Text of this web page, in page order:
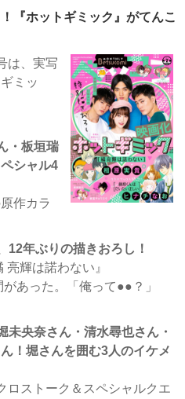
『ホットギミック』がてんこ
は、実写
ミッ
・板垣瑞
シャル4
作カラ
12年ぶりの描きおろし！
輝は諾わない』
あった。「俺って●●？」
未央奈さん・清水尋也さん・
！堀さんを囲む3人のイケメ
ロストーク＆スペシャルクエ